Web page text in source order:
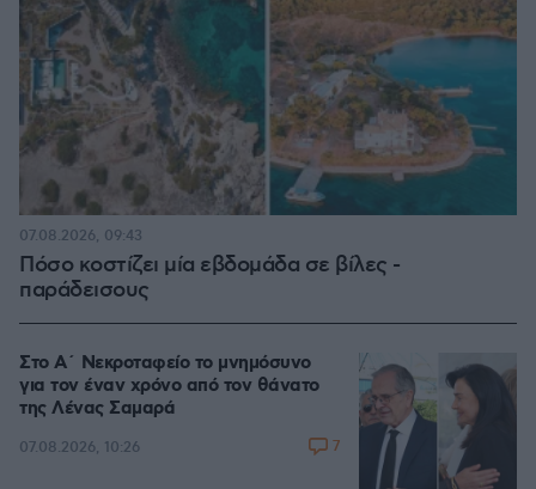
Πόσο κοστίζει μία εβδομάδα σε βίλες -
παράδεισους
07.08.2026, 09:43
Στο Α΄ Νεκροταφείο το μνημόσυνο
για τον έναν χρόνο από τον θάνατο
της Λένας Σαμαρά
07.08.2026, 10:26 7